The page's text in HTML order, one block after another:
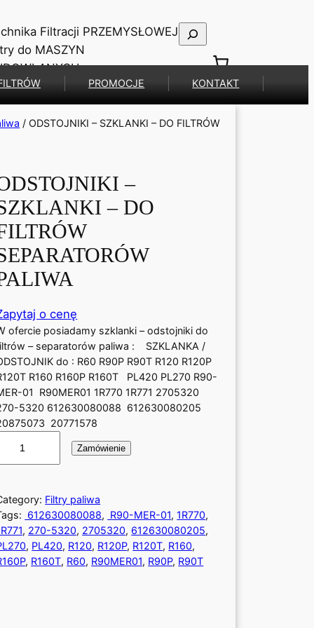
Filtracji PRZEMYSŁOWEJ
do MASZYN
Szukaj
PROMOCJE KONTAKT
/ ODSTOJNIKI – SZKLANKI – DO FILTRÓW
–
– DO
o cenę
ofercie posiadamy szklanki – odstojniki do
– separatorów paliwa : SZKLANKA /
do : R60 R90P R90T R120 R120P
R160 R160P R160T PL420 PL270 R90-
01 R90MER01 1R770 1R771 2705320
5320 612630080088 612630080205
20771578
Zamówienie
Filtry paliwa
612630080088, R90-MER-01, 1R770
, 270-5320, 2705320, 612630080205
, PL420, R120, R120P, R120T, R160
, R160T, R60, R90MER01, R90P, R90T